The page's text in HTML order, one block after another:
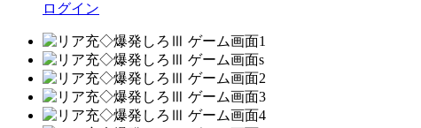
ログイン